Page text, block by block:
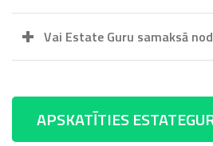
Vai Estate Guru samaksā
APSKATĪTIES